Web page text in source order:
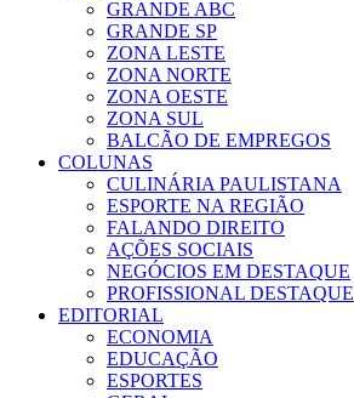
GRANDE ABC
GRANDE SP
ZONA LESTE
ZONA NORTE
ZONA OESTE
ZONA SUL
BALCÃO DE EMPREGOS
COLUNAS
CULINÁRIA PAULISTANA
ESPORTE NA REGIÃO
FALANDO DIREITO
AÇÕES SOCIAIS
NEGÓCIOS EM DESTAQUE
PROFISSIONAL DESTAQUE
EDITORIAL
ECONOMIA
EDUCAÇÃO
ESPORTES